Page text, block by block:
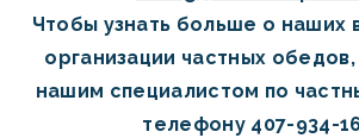
Чтобы узнать больше о наших
организации частных
нашим специалистом по
телефону 407-934-